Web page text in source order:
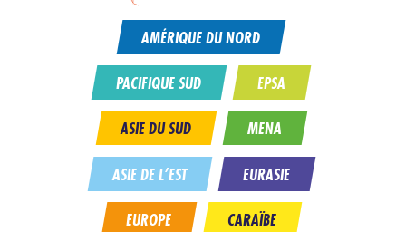
PACIFIQUE SUD
ASIE DE L’EST
ASIE DU SUD
EURASIE
EPSA
MENA
CARAÏBE
EUROPE
AMÉRIQUE DU NORD